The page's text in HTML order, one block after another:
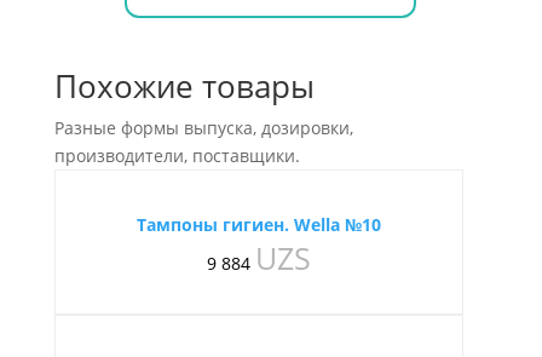
Похожие товары
Разные формы выпуска, дозировки,
производители, поставщики.
Тампоны гигиен. Wella №10
9 884 UZS